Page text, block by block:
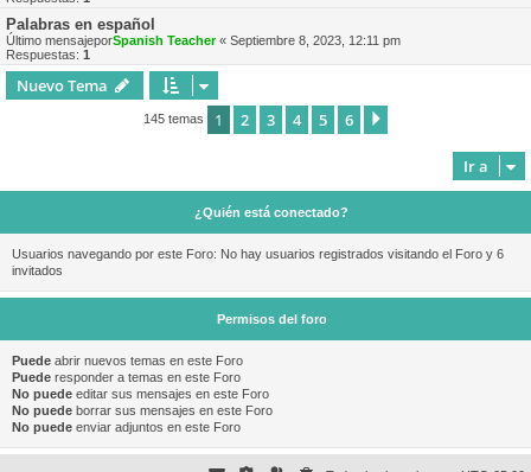
Palabras en español
Último mensajeporSpanish Teacher« Septiembre 8, 2023, 12:11 pm
Respuestas: 1
Nuevo Tema
145 temas 1 2 3 4 5 6
Ir a
¿Quién está conectado?
Usuarios navegando por este Foro: No hay usuarios registrados visitando el Foro y 6
invitados
Permisos del foro
Puede abrir nuevos temas en este Foro
Puede responder a temas en este Foro
No puede editar sus mensajes en este Foro
No puede borrar sus mensajes en este Foro
No puede enviar adjuntos en este Foro